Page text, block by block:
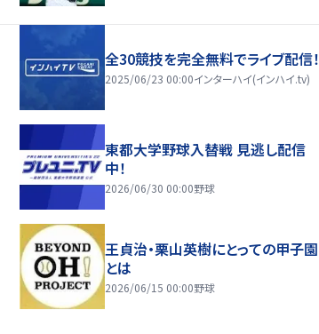
全30競技を完全無料でライブ配信！
2025/06/23 00:00インターハイ(インハイ.tv)
東都大学野球入替戦 見逃し配信
中！
2026/06/30 00:00野球
王貞治・栗山英樹にとっての甲子園
とは
2026/06/15 00:00野球